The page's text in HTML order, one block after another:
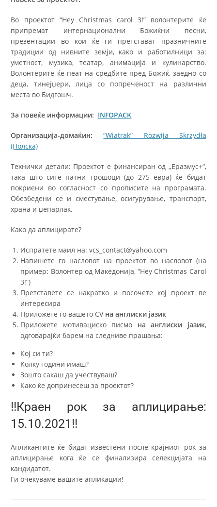
Во проектот “Hey Christmas carol 3!” волонтерите ќе
припремат интернационални Божиќни песни,
презентации во кои ќе ги претстават празничните
традиции од нивните земји, како и работилници за:
уметност, музика, театар, анимација и кулинарство.
Волонтерите ќе пеат на средбите пред Божиќ, заедно со
деца, тинејџери, лица со попреченост на различни
места во Бидгошч.
За повеќе информации: INFOPACK
Организација-домаќин:
“Wiatrak” Rozwija Skrzydła
(Полска)
Технички детали: Проектот е финансиран од „Еразмус+“,
така што сите патни трошоци (до 275 евра) ќе бидат
покриени во согласност со прописите на програмата.
Обезбедени се и сместување, осигурување, транспорт,
храна и џепарлак.
Како да аплицирате?
Испратете маил на: vcs_contact@yahoo.com
Напишете го насловот на проектот во насловот (на
пример: Волонтер од Македонија, “Hey Christmas Carol
3!”)
Претставете се накратко и посочете кој проект ве
интересира
Приложете го вашето CVна англиски јазик
Приложете мотивациско писмо на англиски јазик,
одговарајќи барем на следниве прашања:
Кој си ти?
Колку години имаш?
Зошто сакаш да учествуваш?
Како ќе допринесеш за проектот?
!!Краен рок за аплицирање:
15.10.2021!!
Апликантите ќе бидат известени после крајниот рок за
аплицирање кога ќе се финализира селекцијата на
кандидатот.
Ги очекуваме вашите апликации!